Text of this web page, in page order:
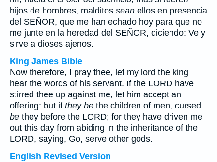
hijos de hombres, malditos sean ellos en presencia
del SEÑOR, que me han echado hoy para que no
me junte en la heredad del SEÑOR, diciendo: Ve y
sirve a dioses ajenos.
King James Bible
Now therefore, I pray thee, let my lord the king
hear the words of his servant. If the LORD have
stirred thee up against me, let him accept an
offering: but if they be the children of men, cursed
be they before the LORD; for they have driven me
out this day from abiding in the inheritance of the
LORD, saying, Go, serve other gods.
English Revised Version